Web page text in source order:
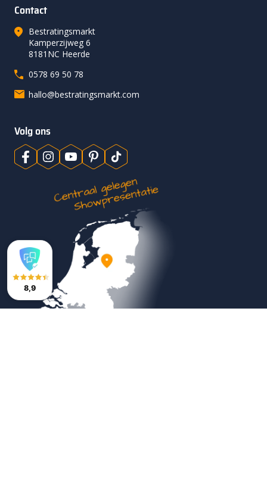
Contact
Bestratingsmarkt
Kamperzijweg 6
8181NC Heerde
0578 69 50 78
hallo@bestratingsmarkt.com
Volg ons
8,9